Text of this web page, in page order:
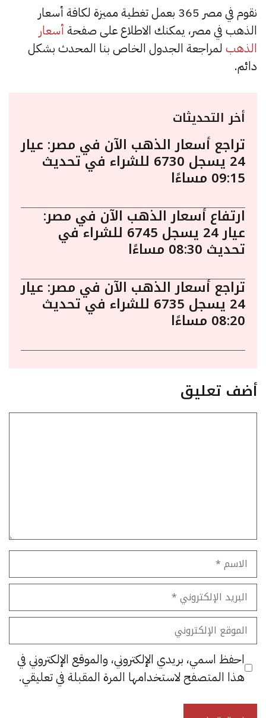
نقوم في مصر 365 بعمل تغطية مميزة لكافة أسعار
الذهب في مصر، يمكنك الاطلاع على صفحة أسعار
الذهب لمراجعة الجدول الخاص بنا المحدث بشكل
دائم.
أخر التحديثات
تراجع أسعار الذهب الآن في مصر: عيار
24 يسجل 6730 للشراء في تحديث
09:15 مساءًا
ارتفاع أسعار الذهب الآن في مصر:
عيار 24 يسجل 6745 للشراء في
تحديث 08:30 مساءًا
تراجع أسعار الذهب الآن في مصر: عيار
24 يسجل 6735 للشراء في تحديث
08:20 مساءًا
أضف تعليق
الاسم
البريد
الإلكتروني
الموقع
الإلكتروني
احفظ اسمي، بريدي الإلكتروني، والموقع الإلكتروني في
هذا المتصفح لاستخدامها المرة المقبلة في تعليقي.